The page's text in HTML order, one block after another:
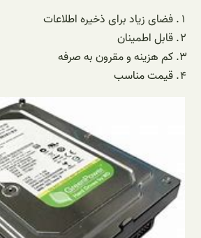
فضای زیاد برای ذخیره اطلاعات
قابل اطمینان
کم هزینه و مقرون به صرفه
قیمت مناسب